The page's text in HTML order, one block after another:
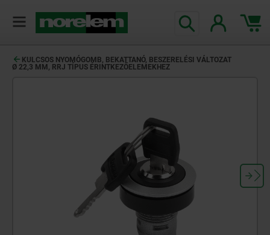
KULCSOS NYOMÓGOMB, BEKATTANÓ, BESZERELÉSI VÁLTOZAT
Ø 22,3 MM, RRJ TÍPUS ÉRINTKEZŐELEMEKHEZ